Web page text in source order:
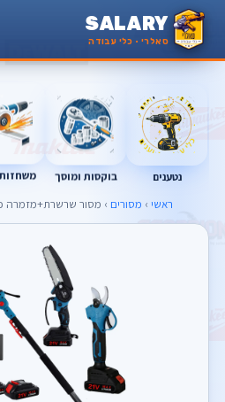
SALARY
סאלרי · כלי עבודה
נטענים בוקסות ומוסך משחזות
ראשי › מסורים › מסור שרשרת+מזמרה